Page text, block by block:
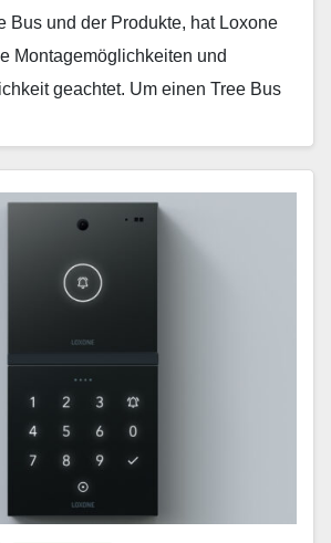
Bus und der Produkte, hat Loxone
Montagemöglichkeiten und
geachtet. Um einen Tree Bus